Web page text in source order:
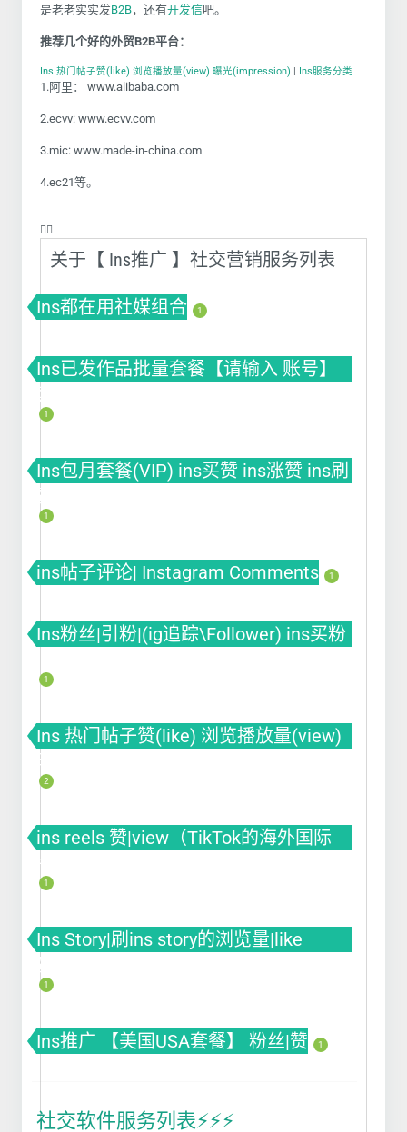
是老老实实发B2B，还有开发信吧。
推荐几个好的外贸B2B平台：
Ins 热门帖子赞(like) 浏览播放量(view) 曝光(impression) | Ins服务分类
1.阿里： www.alibaba.com
2.ecvv: www.ecvv.com
3.mic: www.made-in-china.com
4.ec21等。
❤️‍🔥
关于【 Ins推广 】社交营销服务列表
Ins都在用社媒组合 1
Ins已发作品批量套餐【请输入 账号】
套餐(VIP) ins买赞 ins涨赞 ins刷赞
1
Ins包月套餐(VIP) ins买赞 ins涨赞 ins刷
赞
1
ins帖子评论| Instagram Comments 1
Ins粉丝|引粉|(ig追踪\Follower) ins买粉
1
Ins 热门帖子赞(like) 浏览播放量(view)
曝光(impression)
2
ins reels 赞|view（TikTok的海外国际
版）
1
Ins Story|刷ins story的浏览量|like
赞|impression曝光|投票Poll
1
Ins推广 【美国USA套餐】 粉丝|赞 1
社交软件服务列表⚡️⚡️⚡️